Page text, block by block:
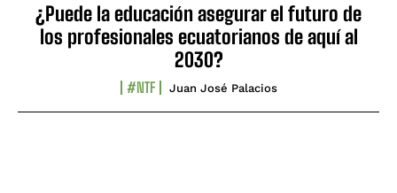
¿Puede la educación asegurar el futuro de
los profesionales ecuatorianos de aquí al
2030?
#NTF Juan José Palacios